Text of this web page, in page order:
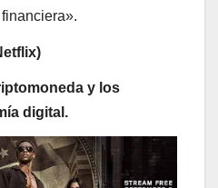
y los
digital.